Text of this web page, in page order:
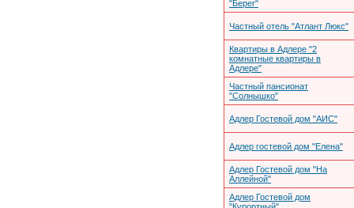
"Берег"
Частный отель "Атлант Люкс"
Квартиры в Адлере "2
комнатные квартиры в
Адлере"
Частный пансионат
"Солнышко"
Адлер Гостевой дом "АИС"
Адлер гостевой дом "Елена"
Адлер Гостевой дом "На
Аллейной"
Адлер Гостевой дом